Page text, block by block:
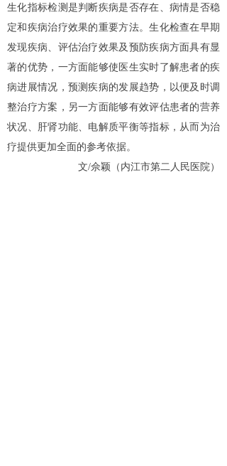
生化指标检测是判断疾病是否存在、病情是否稳
定和疾病治疗效果的重要方法。生化检查在早期
发现疾病、评估治疗效果及预防疾病方面具有显
著的优势，一方面能够使医生实时了解患者的疾
病进展情况，预测疾病的发展趋势，以便及时调
整治疗方案，另一方面能够有效评估患者的营养
状况、肝肾功能、电解质平衡等指标，从而为治
疗提供更加全面的参考依据。
文/佘颖（内江市第二人民医院）